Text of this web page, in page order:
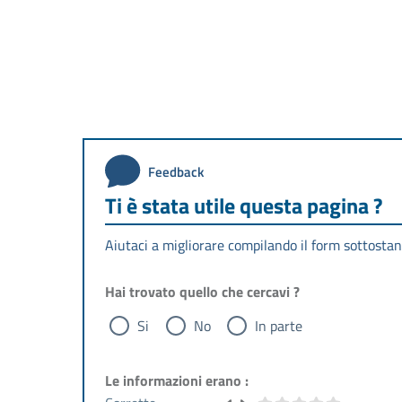
Feedback
Ti è stata utile questa pagina ?
Aiutaci a migliorare compilando il form
Hai trovato quello che cercavi ?
Si
No In parte
Le informazioni erano :